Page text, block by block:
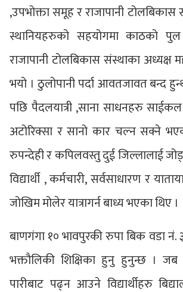
,उपभोक्ता समूह र राजापानी
स्थानियहरुको सहयोगमा काठको पुल
राजापानी टोलबिकास संस्थाका अध्यक्ष
भयो । ठुलोपानी पर्दा आवतजावत बन्द
पछि पैदलयात्री ,साना साधनहरु
अटोरिक्सा र सानो कार चल्न सक्ने
रुपन्देही र कपिलवस्तु दुई जिल्लालाई
विद्यार्थी , कर्मचारी, सर्वसाधारण र
जोखिम मोलेर यात्रागर्न बाध्य भएका थिए ।
बाणगंगा १० भावपुरकी रुपा बिक वडा नं. ३
भक्तौलिकी शिक्षिका हुनु हुनुन्छ । जब
पारीबाट पढ्न आउने विद्यार्थीहरु